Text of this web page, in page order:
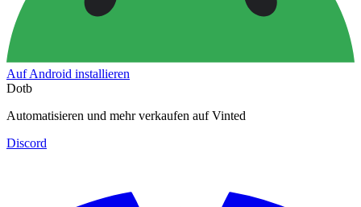
Auf Android installieren
Dotb
Automatisieren und mehr verkaufen auf Vinted
Discord